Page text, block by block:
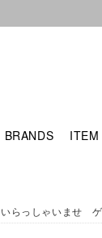
BRANDS ITEM
いらっしゃいませ